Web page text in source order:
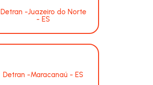
Detran -Juazeiro do Norte
- ES
Detran -Maracanaú - ES